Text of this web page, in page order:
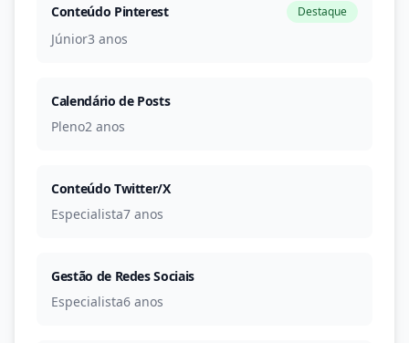
Conteúdo Pinterest Destaque
Júnior3 anos
Calendário de Posts
Pleno2 anos
Conteúdo Twitter/X
Especialista7 anos
Gestão de Redes Sociais
Especialista6 anos